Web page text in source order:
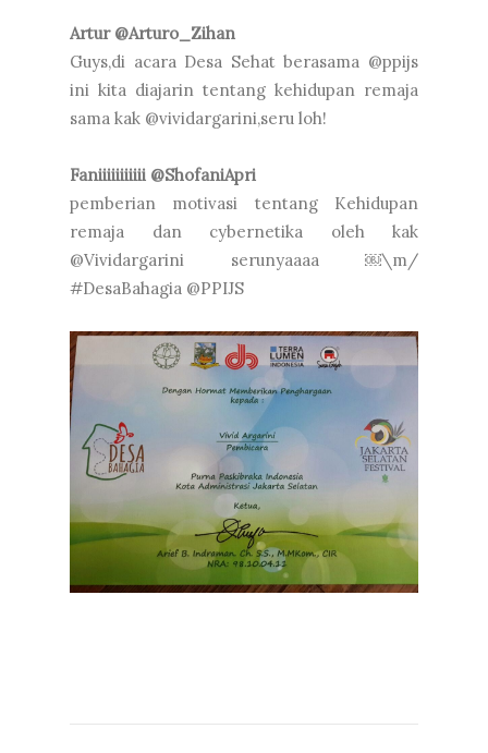
Artur @Arturo_Zihan
Guys,di acara Desa Sehat berasama @ppijs
ini kita diajarin tentang kehidupan remaja
sama kak @vividargarini,seru loh!
Faniiiiiiiiiii @ShofaniApri
pemberian motivasi tentang Kehidupan
remaja dan cybernetika oleh kak
@Vividargarini serunyaaaa ￼\m/
#DesaBahagia @PPIJS